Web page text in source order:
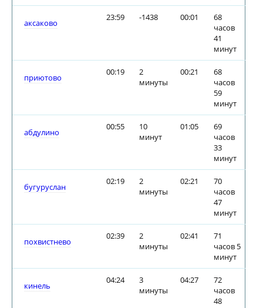
аксаково
23:59 -1438 00:01
68
часов
41
минут
приютово
00:19
2
минуты
00:21
68
часов
59
минут
абдулино
00:55
10
минут
01:05
69
часов
33
минут
бугуруслан
02:19
2
минуты
02:21
70
часов
47
минут
похвистнево
02:39
2
минуты
02:41
71
часов 5
минут
кинель
04:24
3
минуты
04:27
72
часов
48